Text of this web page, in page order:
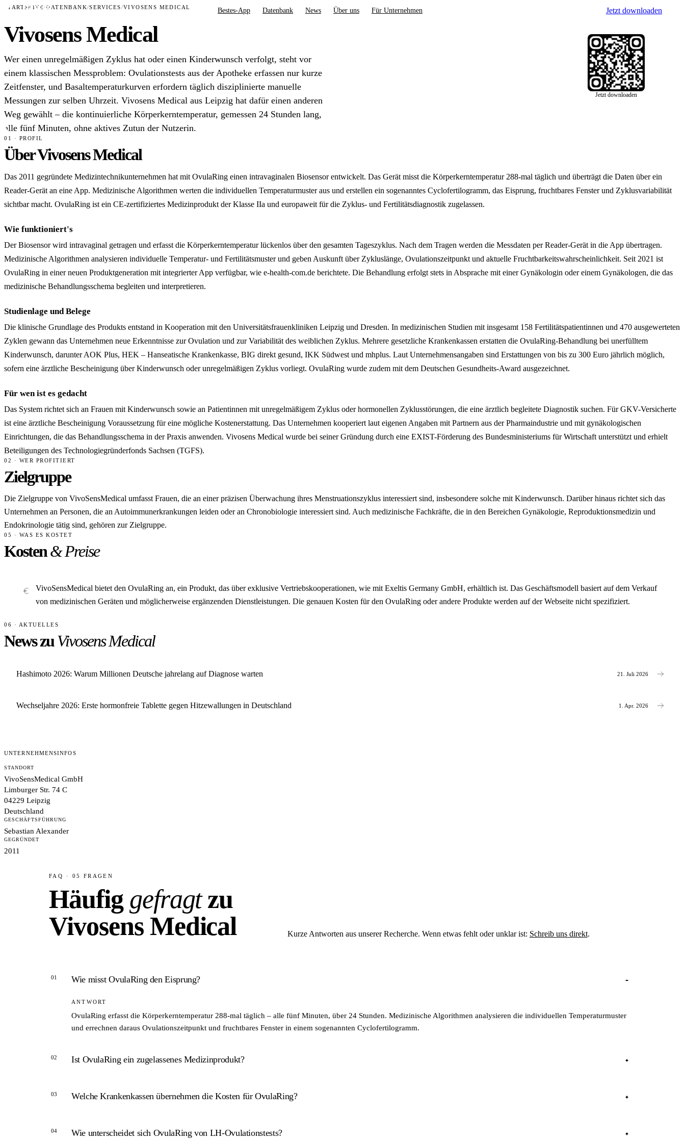
Bestes-App Datenbank News Über uns Für Unternehmen
Jetzt downloaden
Jetzt downloaden
STARTSEITE/DATENBANK/SERVICES/VIVOSENS MEDICAL
Vivosens Medical
Wer einen unregelmäßigen Zyklus hat oder einen Kinderwunsch verfolgt, steht vor
einem klassischen Messproblem: Ovulationstests aus der Apotheke erfassen nur kurze
Zeitfenster, und Basaltemperaturkurven erfordern täglich disziplinierte manuelle
Messungen zur selben Uhrzeit. Vivosens Medical aus Leipzig hat dafür einen anderen
Weg gewählt – die kontinuierliche Körperkerntemperatur, gemessen 24 Stunden lang,
alle fünf Minuten, ohne aktives Zutun der Nutzerin.
01 · PROFIL
Über Vivosens Medical
Das 2011 gegründete Medizintechnikunternehmen hat mit OvulaRing einen intravaginalen Biosensor entwickelt. Das Gerät misst die Körperkerntemperatur 288-mal täglich und überträgt die Daten über ein
Reader-Gerät an eine App. Medizinische Algorithmen werten die individuellen Temperaturmuster aus und erstellen ein sogenanntes Cyclofertilogramm, das Eisprung, fruchtbares Fenster und Zyklusvariabilität
sichtbar macht. OvulaRing ist ein CE-zertifiziertes Medizinprodukt der Klasse IIa und europaweit für die Zyklus- und Fertilitätsdiagnostik zugelassen.
Wie funktioniert's
Der Biosensor wird intravaginal getragen und erfasst die Körperkerntemperatur lückenlos über den gesamten Tageszyklus. Nach dem Tragen werden die Messdaten per Reader-Gerät in die App übertragen.
Medizinische Algorithmen analysieren individuelle Temperatur- und Fertilitätsmuster und geben Auskunft über Zykluslänge, Ovulationszeitpunkt und aktuelle Fruchtbarkeitswahrscheinlichkeit. Seit 2021 ist
OvulaRing in einer neuen Produktgeneration mit integrierter App verfügbar, wie e-health-com.de berichtete. Die Behandlung erfolgt stets in Absprache mit einer Gynäkologin oder einem Gynäkologen, die das
medizinische Behandlungsschema begleiten und interpretieren.
Studienlage und Belege
Die klinische Grundlage des Produkts entstand in Kooperation mit den Universitätsfrauenkliniken Leipzig und Dresden. In medizinischen Studien mit insgesamt 158 Fertilitätspatientinnen und 470 ausgewerteten
Zyklen gewann das Unternehmen neue Erkenntnisse zur Ovulation und zur Variabilität des weiblichen Zyklus. Mehrere gesetzliche Krankenkassen erstatten die OvulaRing-Behandlung bei unerfülltem
Kinderwunsch, darunter AOK Plus, HEK – Hanseatische Krankenkasse, BIG direkt gesund, IKK Südwest und mhplus. Laut Unternehmensangaben sind Erstattungen von bis zu 300 Euro jährlich möglich,
sofern eine ärztliche Bescheinigung über Kinderwunsch oder unregelmäßigen Zyklus vorliegt. OvulaRing wurde zudem mit dem Deutschen Gesundheits-Award ausgezeichnet.
Für wen ist es gedacht
Das System richtet sich an Frauen mit Kinderwunsch sowie an Patientinnen mit unregelmäßigem Zyklus oder hormonellen Zyklusstörungen, die eine ärztlich begleitete Diagnostik suchen. Für GKV-Versicherte
ist eine ärztliche Bescheinigung Voraussetzung für eine mögliche Kostenerstattung. Das Unternehmen kooperiert laut eigenen Angaben mit Partnern aus der Pharmaindustrie und mit gynäkologischen
Einrichtungen, die das Behandlungsschema in der Praxis anwenden. Vivosens Medical wurde bei seiner Gründung durch eine EXIST-Förderung des Bundesministeriums für Wirtschaft unterstützt und erhielt
Beteiligungen des Technologiegründerfonds Sachsen (TGFS).
02 · WER PROFITIERT
Zielgruppe
Die Zielgruppe von VivoSensMedical umfasst Frauen, die an einer präzisen Überwachung ihres Menstruationszyklus interessiert sind, insbesondere solche mit Kinderwunsch. Darüber hinaus richtet sich das
Unternehmen an Personen, die an Autoimmunerkrankungen leiden oder an Chronobiologie interessiert sind. Auch medizinische Fachkräfte, die in den Bereichen Gynäkologie, Reproduktionsmedizin und
Endokrinologie tätig sind, gehören zur Zielgruppe.
05 · WAS ES KOSTET
Kosten& Preise
VivoSensMedical bietet den OvulaRing an, ein Produkt, das über exklusive Vertriebskooperationen, wie mit Exeltis Germany GmbH, erhältlich ist. Das Geschäftsmodell basiert auf dem Verkauf
von medizinischen Geräten und möglicherweise ergänzenden Dienstleistungen. Die genauen Kosten für den OvulaRing oder andere Produkte werden auf der Webseite nicht spezifiziert.
06 · AKTUELLES
News zuVivosens Medical
Hashimoto 2026: Warum Millionen Deutsche jahrelang auf Diagnose warten 21. Juli 2026
Wechseljahre 2026: Erste hormonfreie Tablette gegen Hitzewallungen in Deutschland 1. Apr. 2026
UNTERNEHMENSINFOS
STANDORT
VivoSensMedical GmbH
Limburger Str. 74 C
04229 Leipzig
Deutschland
GESCHÄFTSFÜHRUNG
Sebastian Alexander
GEGRÜNDET
2011
FAQ · 05 FRAGEN
Häufig gefragtzu
Vivosens Medical
Kurze Antworten aus unserer Recherche. Wenn etwas fehlt oder unklar ist: Schreib uns direkt.
01 Wie misst OvulaRing den Eisprung?
ANTWORT
OvulaRing erfasst die Körperkerntemperatur 288-mal täglich – alle fünf Minuten, über 24 Stunden. Medizinische Algorithmen analysieren die individuellen Temperaturmuster
und errechnen daraus Ovulationszeitpunkt und fruchtbares Fenster in einem sogenannten Cyclofertilogramm.
02 Ist OvulaRing ein zugelassenes Medizinprodukt?
Ja. OvulaRing ist ein CE-zertifiziertes Medizinprodukt der Klasse IIa und europaweit für die Zyklus- und Fertilitätsdiagnostik zugelassen. Das Produkt wurde klinisch mehrfach
03 Welche Krankenkassen übernehmen die Kosten für OvulaRing?
Mehrere gesetzliche Krankenkassen erstatten OvulaRing bei nachgewiesenem Kinderwunsch, darunter AOK Plus, HEK – Hanseatische Krankenkasse, BIG direkt gesund, IKK
04 Wie unterscheidet sich OvulaRing von LH-Ovulationstests?